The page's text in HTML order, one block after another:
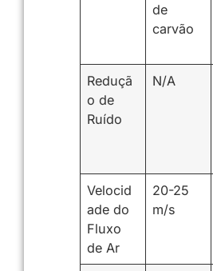
de
carvão
Reduçã
o de
Ruído
N/A
Velocid
ade do
Fluxo
de Ar
20-25
m/s